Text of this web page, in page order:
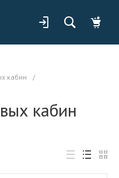
кабин
/
кабин